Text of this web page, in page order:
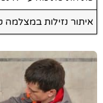
איתור נזילות במצלמה